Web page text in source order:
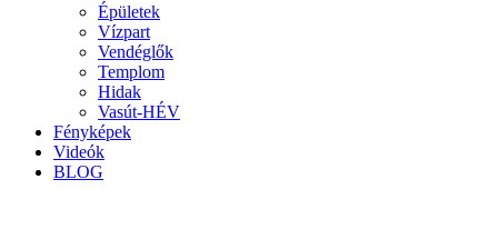
Épületek
Vízpart
Vendéglők
Templom
Hidak
Vasút-HÉV
Fényképek
Videók
BLOG